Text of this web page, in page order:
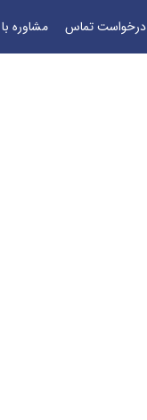
درخواست تماس مشاوره